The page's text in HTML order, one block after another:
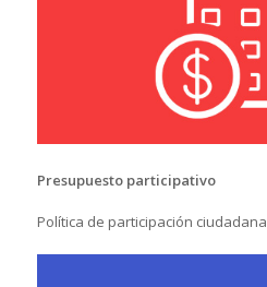
Presupuesto participativo
Política de participación ciudadana